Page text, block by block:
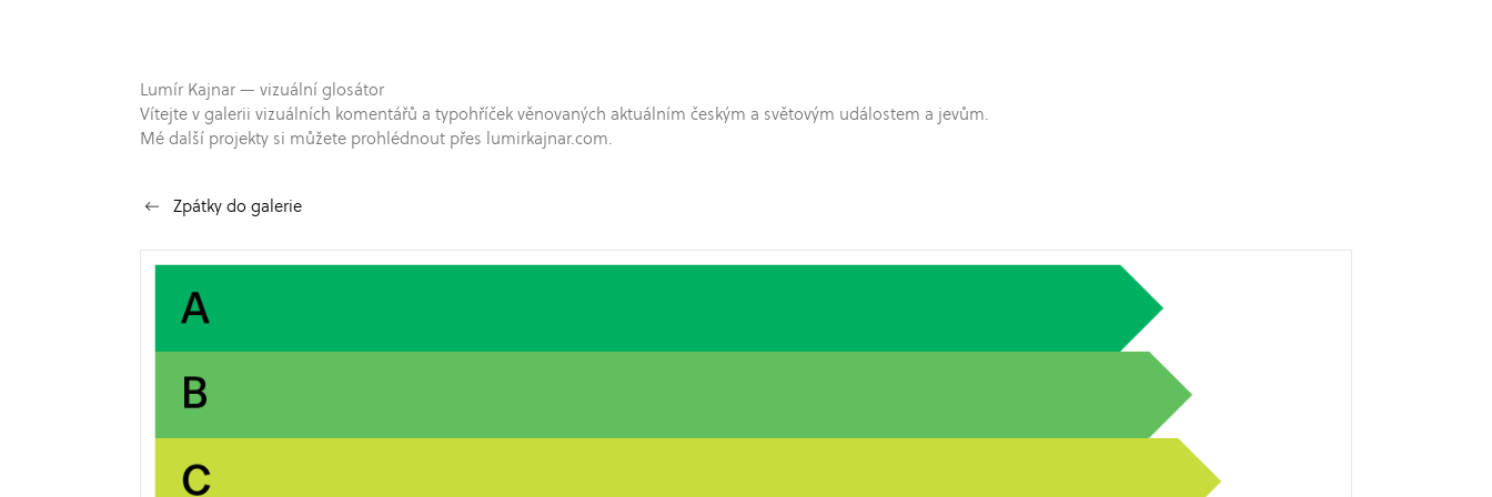
Lumír Kajnar — vizuální glosátor
Vítejte v galerii vizuálních komentářů a typohříček věnovaných aktuálním českým a světovým událostem a jevům.
Mé další projekty si můžete prohlédnout přes lumirkajnar.com.
Zpátky do galerie